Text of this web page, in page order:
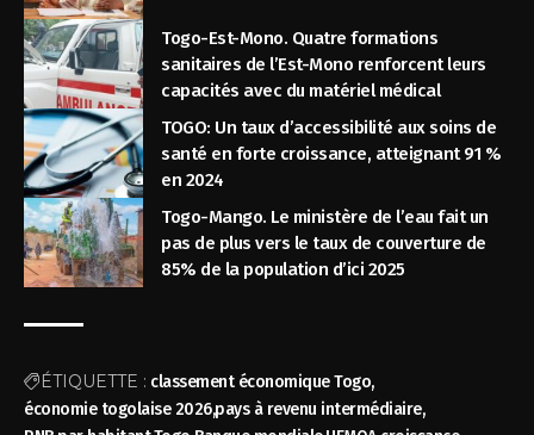
Togo-Est-Mono. Quatre formations
sanitaires de l’Est-Mono renforcent leurs
capacités avec du matériel médical
TOGO: Un taux d’accessibilité aux soins de
santé en forte croissance, atteignant 91 %
en 2024
Togo-Mango. Le ministère de l’eau fait un
pas de plus vers le taux de couverture de
85% de la population d’ici 2025
ÉTIQUETTE : classement économique Togo
économie togolaise 2026pays à revenu intermédiaire